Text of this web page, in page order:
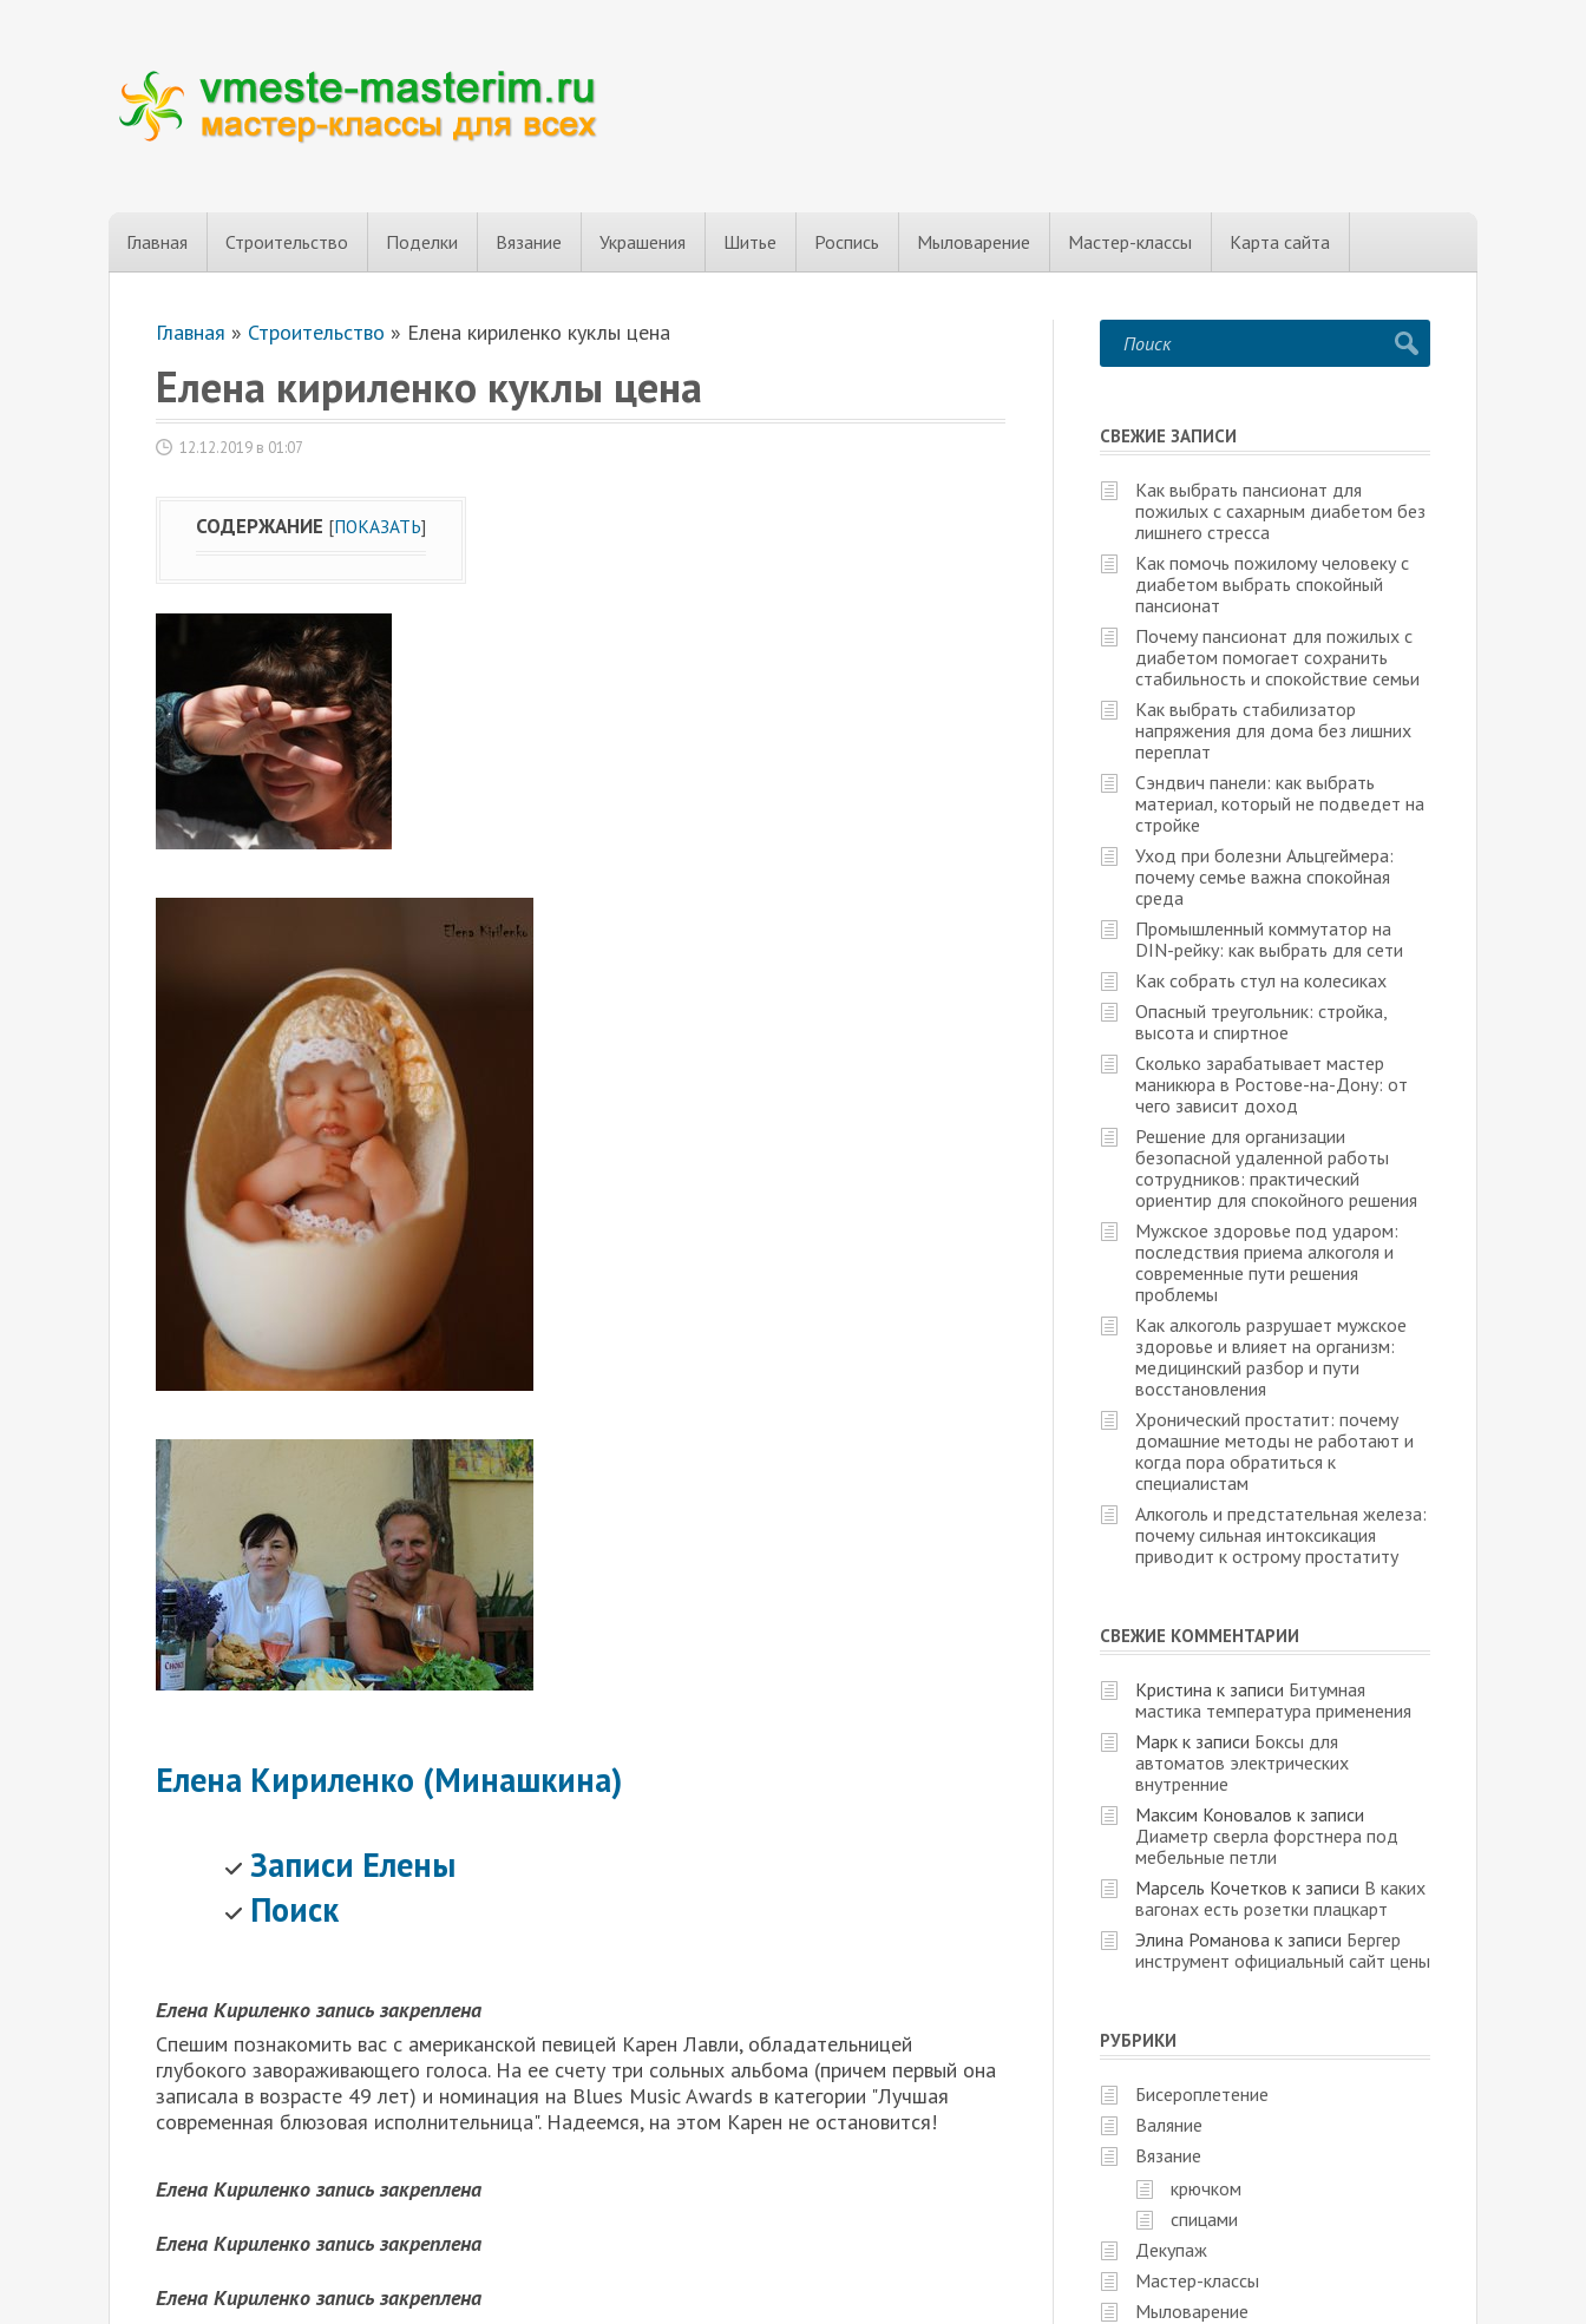
Главная Строительство Поделки Вязание Украшения Шитье Роспись Мыловарение Мастер-классы Карта сайта
Главная » Строительство » Елена кириленко куклы цена
Елена кириленко куклы цена
12.12.2019 в 01:07
СОДЕРЖАНИЕ [ПОКАЗАТЬ]
Елена Кириленко (Минашкина)
Записи Елены
Поиск
Елена Кириленко запись закреплена
Спешим познакомить вас с американской певицей Карен Лавли, обладательницей
глубокого завораживающего голоса. На ее счету три сольных альбома (причем первый она
записала в возрасте 49 лет) и номинация на Blues Music Awards в категории "Лучшая
современная блюзовая исполнительница". Надеемся, на этом Карен не остановится!
Елена Кириленко запись закреплена
Елена Кириленко запись закреплена
Елена Кириленко запись закреплена
СВЕЖИЕ ЗАПИСИ
Как выбрать пансионат для
пожилых с сахарным диабетом без
лишнего стресса
Как помочь пожилому человеку с
диабетом выбрать спокойный
пансионат
Почему пансионат для пожилых с
диабетом помогает сохранить
стабильность и спокойствие семьи
Как выбрать стабилизатор
напряжения для дома без лишних
переплат
Сэндвич панели: как выбрать
материал, который не подведет на
стройке
Уход при болезни Альцгеймера:
почему семье важна спокойная
среда
Промышленный коммутатор на
DIN-рейку: как выбрать для сети
Как собрать стул на колесиках
Опасный треугольник: стройка,
высота и спиртное
Сколько зарабатывает мастер
маникюра в Ростове-на-Дону: от
чего зависит доход
Решение для организации
безопасной удаленной работы
сотрудников: практический
ориентир для спокойного решения
Мужское здоровье под ударом:
последствия приема алкоголя и
современные пути решения
проблемы
Как алкоголь разрушает мужское
здоровье и влияет на организм:
медицинский разбор и пути
восстановления
Хронический простатит: почему
домашние методы не работают и
когда пора обратиться к
специалистам
Алкоголь и предстательная железа:
почему сильная интоксикация
приводит к острому простатиту
СВЕЖИЕ КОММЕНТАРИИ
Кристина к записи Битумная
мастика температура применения
Марк к записи Боксы для
автоматов электрических
внутренние
Максим Коновалов к записи
Диаметр сверла форстнера под
мебельные петли
Марсель Кочетков к записи В каких
вагонах есть розетки плацкарт
Элина Романова к записи Бергер
инструмент официальный сайт цены
РУБРИКИ
Бисероплетение
Валяние
Вязание
крючком
спицами
Декупаж
Мастер-классы
Мыловарение